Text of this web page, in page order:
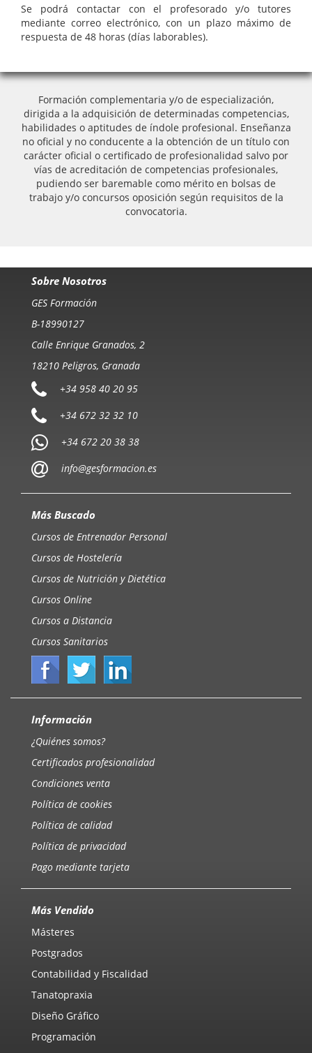
Se podrá contactar con el profesorado y/o tutores
mediante correo electrónico, con un plazo máximo de
respuesta de 48 horas (días laborables).
Formación complementaria y/o de especialización,
dirigida a la adquisición de determinadas competencias,
habilidades o aptitudes de índole profesional. Enseñanza
no oficial y no conducente a la obtención de un título con
carácter oficial o certificado de profesionalidad salvo por
vías de acreditación de competencias profesionales,
pudiendo ser baremable como mérito en bolsas de
trabajo y/o concursos oposición según requisitos de la
convocatoria.
Sobre Nosotros
GES Formación
B-18990127
Calle Enrique Granados, 2
18210 Peligros, Granada
+34 958 40 20 95
+34 672 32 32 10
+34 672 20 38 38
info@gesformacion.es
Más Buscado
Cursos de Entrenador Personal
Cursos de Hostelería
Cursos de Nutrición y Dietética
Cursos Online
Cursos a Distancia
Cursos Sanitarios
Información
¿Quiénes somos?
Certificados profesionalidad
Condiciones venta
Política de cookies
Política de calidad
Política de privacidad
Pago mediante tarjeta
Más Vendido
Másteres
Postgrados
Contabilidad y Fiscalidad
Tanatopraxia
Diseño Gráfico
Programación